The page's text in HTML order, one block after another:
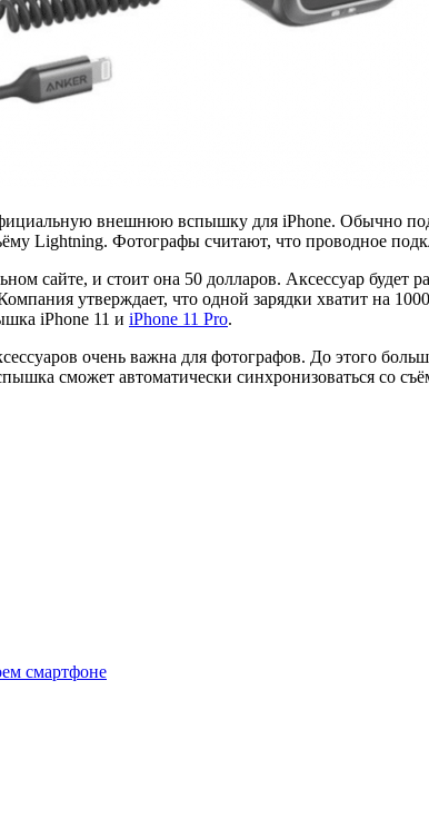
внешнюю вспышку для iPhone. Обычно
Lightning. Фотографы считают, что проводное
сайте, и стоит она 50 долларов. Аксессуар будет
утверждает, что одной зарядки хватит на
iPhone 11 и iPhone 11 Pro.
очень важна для фотографов. До этого
сможет автоматически синхронизоваться со
смартфоне